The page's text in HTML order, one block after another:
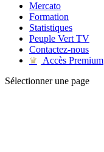
Mercato
Formation
Statistiques
Peuple Vert TV
Contactez-nous
♛
Accès Premium
Sélectionner une page